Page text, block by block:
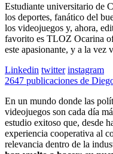
Estudiante universitario de
los deportes, fanático del
los videojuegos y, ahora,
favorito es TLOZ Ocarina
este apasionante, y a la vez
Linkedin twitter instagram
2647 publicaciones de
En un mundo donde las
videojuegos son cada día
estudio exitoso que, desde
experiencia cooperativa al
relevancia dentro de la